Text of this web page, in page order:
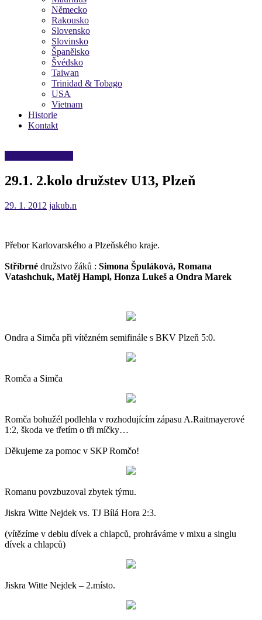
Německo
Rakousko
Slovensko
Slovinsko
Španělsko
Švédsko
Taiwan
Trinidad & Tobago
USA
Vietnam
Historie
Kontakt
29.1. 2.kolo družstev U13, Plzeň
29. 1. 2012 jakub.n
Přebor Karlovarského a Plzeňského kraje.
Stříbrné družstvo žáků : Simona Špuláková, Romana
Vatashchuk, Matěj Hampl, Honza Lukeš a Ondra Marek
Ondra a Simča při vítězném semifinále s BKV Plzeň 5:0.
Romča a Simča
Romča bohužél podlehla v rozhodujícím zápasu A.Raitmayerové
1:2, škoda ve třetím o tři míčky…
Děkujeme za pomoc v SKP Romčo!
Romanu povzbuzoval zbytek týmu.
Jiskra Witte Nejdek vs. TJ Bílá Hora 2:3.
(vítězíme v deblu dívek a chlapců, prohráváme v mixu a singlu
dívek a chlapců)
Jiskra Witte Nejdek – 2.místo.